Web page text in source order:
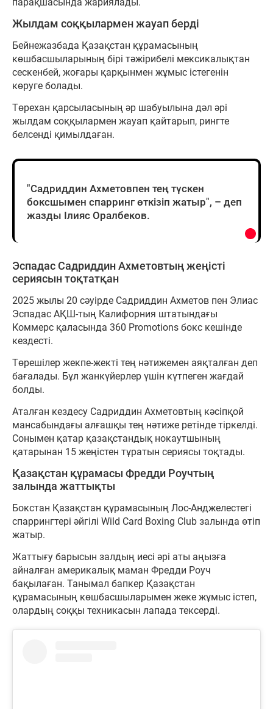
Жылдам соққылармен жауап берді
Бейнежазбада Қазақстан құрамасының
көшбасшыларының бірі тәжірибелі мексикалықтан
сескенбей, жоғары қарқынмен жұмыс істегенін
көруге болады.
Төрехан қарсыласының әр шабуылына дәл әрі
жылдам соққылармен жауап қайтарып, рингте
белсенді қимылдаған.
"Садриддин Ахметовпен тең түскен
боксшымен спарринг өткізіп жатыр", – деп
жазды Ілияс Оралбеков.
Эспадас Садриддин Ахметовтың жеңісті
сериясын тоқтатқан
2025 жылы 20 сәуірде Садриддин Ахметов пен Элиас
Эспадас АҚШ-тың Калифорния штатындағы
Коммерс қаласында 360 Promotions бокс кешінде
кездесті.
Төрешілер жекпе-жекті тең нәтижемен аяқталған деп
бағалады. Бұл жанкүйерлер үшін күтпеген жағдай
болды.
Аталған кездесу Садриддин Ахметовтың кәсіпқой
мансабындағы алғашқы тең нәтиже ретінде тіркелді.
Сонымен қатар қазақстандық нокаутшының
қатарынан 15 жеңістен тұратын сериясы тоқтады.
Қазақстан құрамасы Фредди Роучтың
залында жаттықты
Бокстан Қазақстан құрамасының Лос-Анджелестегі
спаррингтері әйгілі Wild Card Boxing Club залында өтіп
жатыр.
Жаттығу барысын залдың иесі әрі аты аңызға
айналған америкалық маман Фредди Роуч
бақылаған. Танымал бапкер Қазақстан
құрамасының көшбасшыларымен жеке жұмыс істеп,
олардың соққы техникасын лапада тексерді.